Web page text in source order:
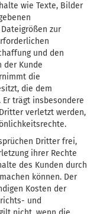
wie Texte, Bilder
zur
und den
der Kunde
die
die dem
trägt insbesondere
verletzt werden,
Dritter frei,
ihrer Rechte
des Kunden durch
können. Der
Kosten der
und